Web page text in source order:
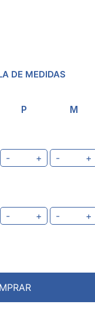
DE MEDIDAS
P M
- + - +
- + - +